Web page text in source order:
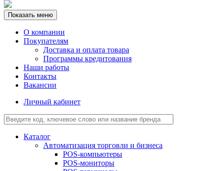
Показать меню
О компании
Покупателям
Доставка и оплата товара
Программы кредитования
Наши работы
Контакты
Вакансии
Личный кабинет
Каталог
Автоматизация торговли и бизнеса
POS-компьютеры
POS-мониторы